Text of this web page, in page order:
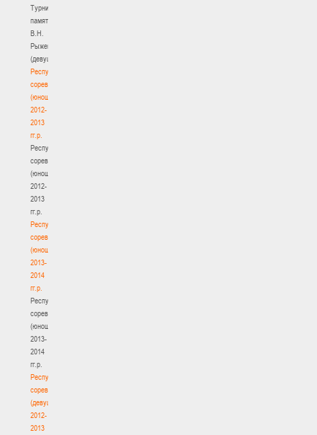
Турнир
памяти
В.Н.
Рыженкова
(девушки)
Республиканские
соревнования
(юноши)
2012-
2013
гг.р.
Республиканские
соревнования
(юноши)
2012-
2013
гг.р.
Республиканские
соревнования
(юноши)
2013-
2014
гг.р.
Республиканские
соревнования
(юноши)
2013-
2014
гг.р.
Республиканские
соревнования
(девушки)
2012-
2013